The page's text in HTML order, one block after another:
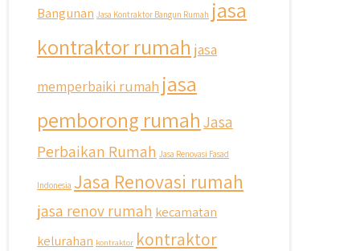
#jasabangunrumahdepok
#jasadesainrumahmurah
#kontraktorbangunanjabodetabek
#jasabangunrumahjabodetabek
#qyusipersada
Bangunan Jasa Kontraktor Bangun Rumah jasa
kontraktor rumah jasa
memperbaiki rumah jasa
pemborong rumahJasa
Perbaikan Rumah Jasa Renovasi Fasad
Indonesia Jasa Renovasi rumah
jasa renov rumah kecamatan
kelurahan kontraktor kontraktor